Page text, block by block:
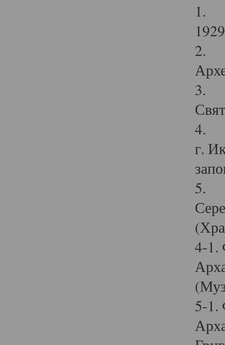
1.
2.
3.
4.
г.
5.
4-1.
5-1.